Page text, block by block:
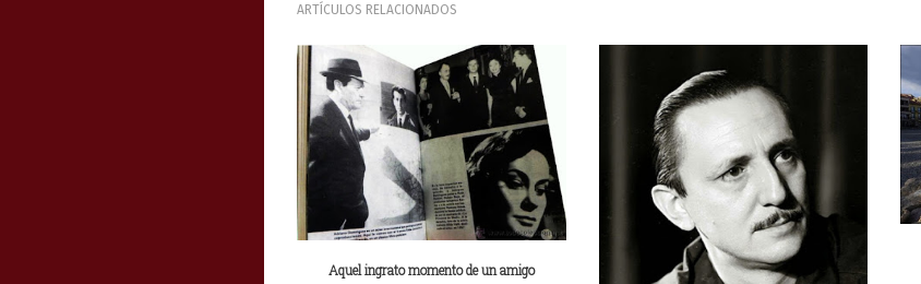
ARTÍCULOS RELACIONADOS
Aquel ingrato momento de un amigo